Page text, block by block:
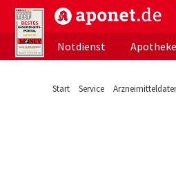
aponet.de - Das
Notdienst
Start Service